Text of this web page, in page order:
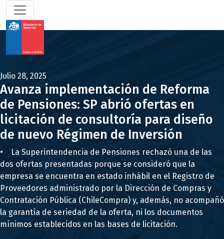
Julio 28, 2025
Avanza implementación de Reforma
de Pensiones: SP abrió ofertas en
licitación de consultoría para diseño
de nuevo Régimen de Inversión
• La Superintendencia de Pensiones rechazó una de las
dos ofertas presentadas porque se consideró que la
empresa se encuentra en estado inhábil en el Registro de
Proveedores administrado por la Dirección de Compras y
Contratación Pública (ChileCompra) y, además, no acompañó
la garantía de seriedad de la oferta, ni los documentos
mínimos establecidos en las bases de licitación.